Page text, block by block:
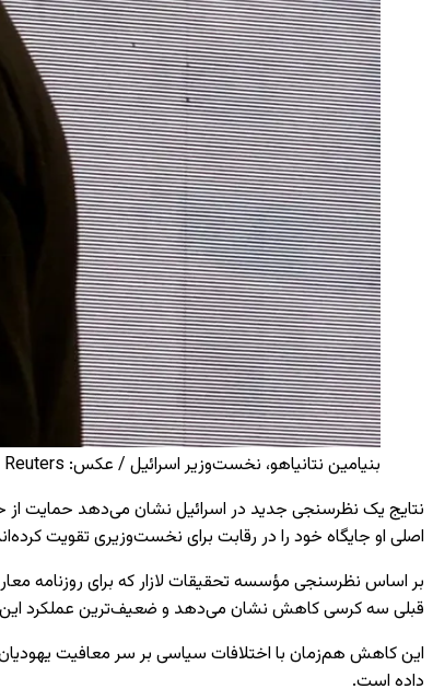
بنیامین نتانیاهو، نخست‌وزیر اسرائیل / عکس: Reuters
نتایج یک نظرسنجی جدید در اسرائیل نشان می‌دهد حمایت از
اصلی او جایگاه خود را در رقابت برای نخست‌وزیری تقویت
قبلی سه کرسی کاهش نشان می‌دهد و ضعیف‌ترین عملکرد این حزب از آگوست ۲۰۲۵
این کاهش هم‌زمان با اختلافات سیاسی بر سر معافیت یهودیان
داده است.